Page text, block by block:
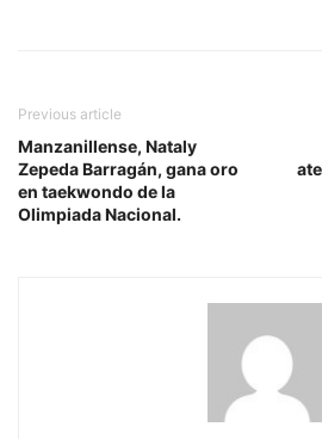
Previous article
Manzanillense, Nataly
Zepeda Barragán, gana oro
en taekwondo de la
Olimpiada Nacional.